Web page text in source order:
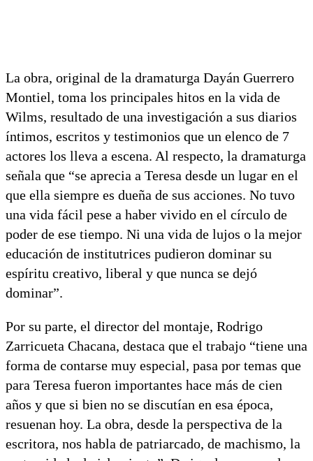
La obra, original de la dramaturga Dayán Guerrero
Montiel, toma los principales hitos en la vida de
Wilms, resultado de una investigación a sus diarios
íntimos, escritos y testimonios que un elenco de 7
actores los lleva a escena. Al respecto, la dramaturga
señala que “se aprecia a Teresa desde un lugar en el
que ella siempre es dueña de sus acciones. No tuvo
una vida fácil pese a haber vivido en el círculo de
poder de ese tiempo. Ni una vida de lujos o la mejor
educación de institutrices pudieron dominar su
espíritu creativo, liberal y que nunca se dejó
dominar”.
Por su parte, el director del montaje, Rodrigo
Zarricueta Chacana, destaca que el trabajo “tiene una
forma de contarse muy especial, pasa por temas que
para Teresa fueron importantes hace más de cien
años y que si bien no se discutían en esa época,
resuenan hoy. La obra, desde la perspectiva de la
escritora, nos habla de patriarcado, de machismo, la